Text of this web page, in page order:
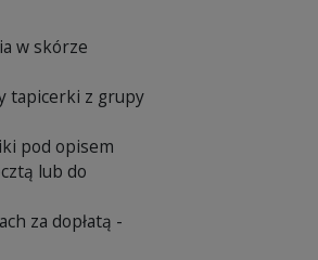
w skórze
tapicerki z grupy
pod opisem
lub do
za dopłatą -